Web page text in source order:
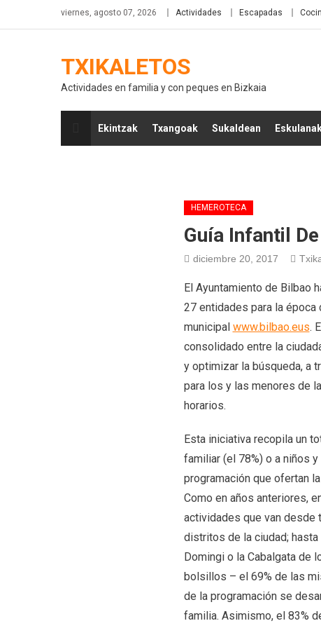
viernes, agosto 07, 2026 Actividades Escapadas
TXIKALETOS
Actividades en familia y con peques en Bizkaia
Ekintzak Txangoak Sukaldean
HEMEROTECA
Guía Infantil
diciembre 20, 2017
El Ayuntamiento de Bilbao
27 entidades para la
municipal www.bilbao.eus.
consolidado entre la
y optimizar la búsqueda, a
para los y las menores de
horarios.
Esta iniciativa recopila un
familiar (el 78%) o a niños
programación que ofertan
Como en años anteriores,
actividades que van desde
distritos de la ciudad;
Domingi o la Cabalgata de
bolsillos – el 69% de las
de la programación se
familia. Asimismo, el 83%